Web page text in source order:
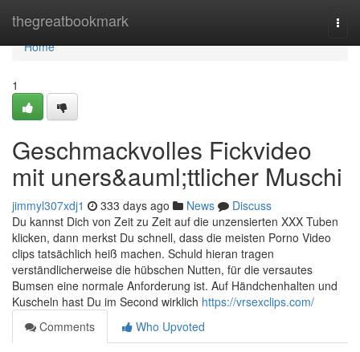
thegreatbookmark
Home
Home
1
Geschmackvolles Fickvideo
mit uners&auml;ttlicher Muschi
jimmyl307xdj1 333 days ago News
Discuss
Du kannst Dich von Zeit zu Zeit auf die unzensierten XXX Tuben
klicken, dann merkst Du schnell, dass die meisten Porno Video
clips tatsächlich heiß machen. Schuld hieran tragen
verständlicherweise die hübschen Nutten, für die versautes
Bumsen eine normale Anforderung ist. Auf Händchenhalten und
Kuscheln hast Du im Second wirklich https://vrsexclips.com/
Comments
Who Upvoted